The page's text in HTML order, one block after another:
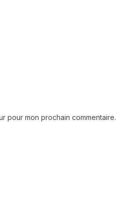
pour mon prochain commentaire.